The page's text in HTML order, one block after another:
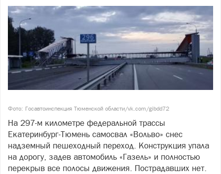
Фото: Госавтоинспекция Тюменской области/vk.com/gibdd72
На 297-м километре федеральной трассы
Екатеринбург-Тюмень самосвал «Вольво» снес
надземный пешеходный переход. Конструкция упала
на дорогу, задев автомобиль «Газель» и полностью
перекрыв все полосы движения. Пострадавших нет.